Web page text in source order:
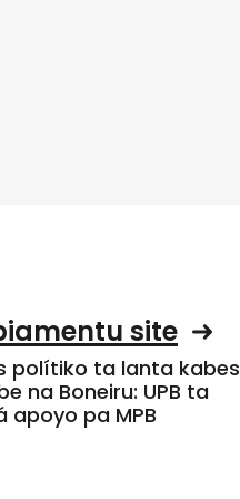
site
polítiko ta lanta kabes
na Boneiru: UPB ta
apoyo pa MPB